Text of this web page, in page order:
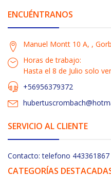
ENCUÉNTRANOS
Manuel Montt 10 A, ,
Horas de trabajo:
Hasta el 8 de Julio solo
+56956379372
SERVICIO AL CLIENTE
Contacto: telefono 443361867
CATEGORÍAS